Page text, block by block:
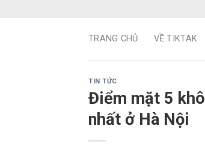
TRANG CHỦ VỀ TIKTAK
TIN TỨC
Điểm mặt 5
nhất ở Hà Nội